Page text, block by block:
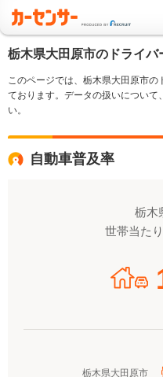
栃木県大田原市のドライバ
このページでは、栃木県大田原市
ております。データの扱いについて
い。
自動車普及率
栃木
世帯当た
栃木県大田原市